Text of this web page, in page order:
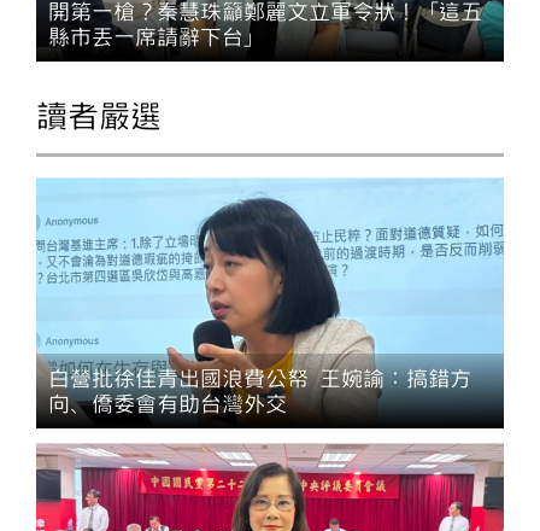
開第一槍？秦慧珠籲鄭麗文立軍令狀！「這五
縣市丟一席請辭下台」
讀者嚴選
白營批徐佳青出國浪費公帑 王婉諭：搞錯方
向、僑委會有助台灣外交